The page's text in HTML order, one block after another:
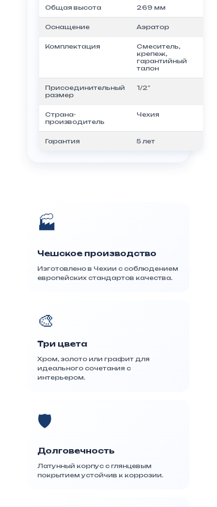
Общая высота 269 мм
Оснащение Аэратор
Комплектация
Смеситель,
крепеж,
гарантийный
талон
Присоединительный
размер
1/2"
Страна-
производитель
Чехия
Гарантия 5 лет
🏭
Чешское производство
Изготовлено в Чехии с соблюдением
европейских стандартов качества.
🎨
Три цвета
Хром, золото или графит для
идеального сочетания с
интерьером.
🛡️
Долговечность
Латунный корпус с глянцевым
покрытием устойчив к коррозии.